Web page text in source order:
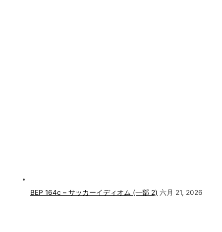
BEP 164c – サッカーイディオム (一部 2) 六月 21, 2026